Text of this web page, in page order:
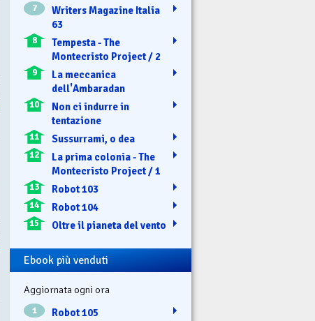
7
Writers Magazine Italia
63
8
Tempesta - The
Montecristo Project / 2
9
La meccanica
dell'Ambaradan
10
Non ci indurre in
tentazione
11 Sussurrami, o dea
12
La prima colonia - The
Montecristo Project / 1
13 Robot 103
14 Robot 104
15 Oltre il pianeta del vento
Ebook più venduti
Aggiornata ogni ora
1 Robot 105